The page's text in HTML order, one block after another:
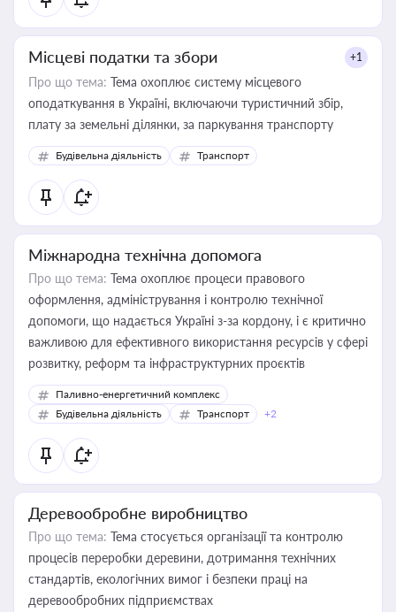
Місцеві податки та збори +1
Про що тема: Тема охоплює систему місцевого
оподаткування в Україні, включаючи туристичний збір,
плату за земельні ділянки, за паркування транспорту
Будівельна діяльність Транспорт
Міжнародна технічна допомога
Про що тема: Тема охоплює процеси правового
оформлення, адміністрування і контролю технічної
допомоги, що надається Україні з-за кордону, і є критично
важливою для ефективного використання ресурсів у сфері
розвитку, реформ та інфраструктурних проєктів
Паливно-енергетичний комплекс
Будівельна діяльність
Транспорт +2
Деревообробне виробництво
Про що тема: Тема стосується організації та контролю
процесів переробки деревини, дотримання технічних
стандартів, екологічних вимог і безпеки праці на
деревообробних підприємствах